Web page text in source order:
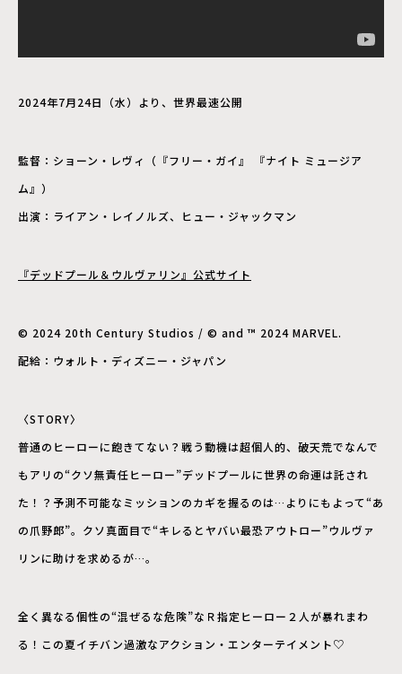
2024年7月24日（水）より、世界最速公開
監督：ショーン・レヴィ（『フリー・ガイ』 『ナイト ミュージア
ム』）
出演：ライアン・レイノルズ、ヒュー・ジャックマン
『デッドプール＆ウルヴァリン』公式サイト
© 2024 20th Century Studios / © and ™ 2024 MARVEL.
配給：ウォルト・ディズニー・ジャパン
〈STORY〉
普通のヒーローに飽きてない？戦う動機は超個人的、破天荒でなんで
もアリの“クソ無責任ヒーロー”デッドプールに世界の命運は託され
た！？予測不可能なミッションのカギを握るのは…よりにもよって“あ
の爪野郎”。クソ真面目で“キレるとヤバい最恐アウトロー”ウルヴァ
リンに助けを求めるが…。
全く異なる個性の“混ぜるな危険”なＲ指定ヒーロー２人が暴れまわ
る！この夏イチバン過激なアクション・エンターテイメント♡